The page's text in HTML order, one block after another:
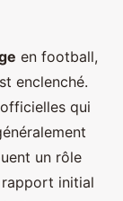
en football,
enclenché.
officielles qui
un rôle
initial